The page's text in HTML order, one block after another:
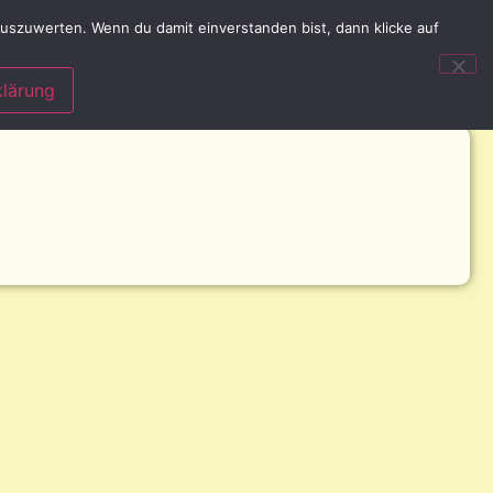
Wenn du damit einverstanden bist, dann klicke auf